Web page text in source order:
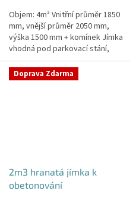
Objem: 4m³ Vnitřní průměr 1850
mm, vnější průměr 2050 mm,
výška 1500 mm + komínek Jímka
vhodná pod parkovací stání,
komunikace i terasy Průměr
přítoku specifikujte v...
Doprava Zdarma
2m3 hranatá jímka k
obetonování